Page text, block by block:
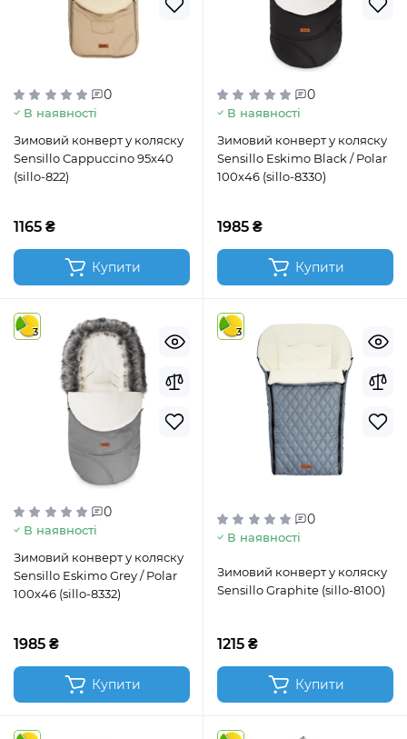
0
В наявності
Зимовий конверт у коляску
Sensillo Cappuccino 95x40
(sillo-822)
1165 ₴
Купити
0
В наявності
Зимовий конверт у коляску
Sensillo Eskimo Black / Polar
100x46 (sillo-8330)
1985 ₴
Купити
3
0
В наявності
Зимовий конверт у коляску
Sensillo Eskimo Grey / Polar
100x46 (sillo-8332)
1985 ₴
Купити
3
0
В наявності
Зимовий конверт у коляску
Sensillo Graphite (sillo-8100)
1215 ₴
Купити